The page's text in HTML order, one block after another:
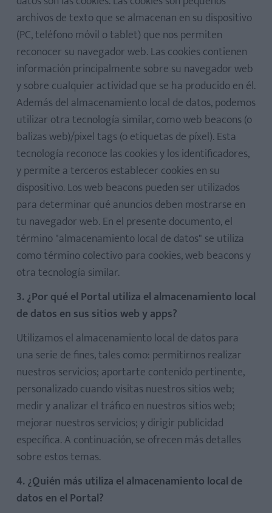
archivos de texto que se almacenan en su dispositivo
(PC, teléfono móvil o tablet) que nos permiten
reconocer su navegador web. Las cookies contienen
información principalmente sobre su navegador web
y sobre cualquier actividad que se ha producido en él.
Además del almacenamiento local de datos, podemos
utilizar otra tecnología similar, como web beacons (o
balizas web)/pixel tags (o etiquetas de píxel). Esta
tecnología reconoce las cookies y los identificadores,
y permite a terceros establecer cookies en su
dispositivo. Los web beacons pueden ser utilizados
para determinar qué anuncios deben mostrarse en
tu navegador web. En el presente documento, el
término "almacenamiento local de datos" se utiliza
como término colectivo para cookies, web beacons y
otra tecnología similar.
3. ¿Por qué el Portal utiliza el almacenamiento local
de datos en sus sitios web y apps?
Utilizamos el almacenamiento local de datos para
una serie de fines, tales como: permitirnos realizar
nuestros servicios; aportarte contenido pertinente,
personalizado cuando visitas nuestros sitios web;
medir y analizar el tráfico en nuestros sitios web;
mejorar nuestros servicios; y dirigir publicidad
específica. A continuación, se ofrecen más detalles
sobre estos temas.
4. ¿Quién más utiliza el almacenamiento local de
datos en el Portal?